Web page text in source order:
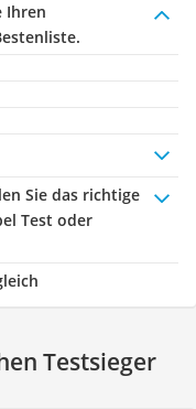
Ihren
Sie das richtige
Test oder
Testsieger